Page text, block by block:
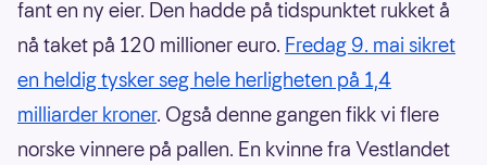
fant en ny eier. Den hadde på tidspunktet rukket å
nå taket på 120 millioner euro. Fredag 9. mai sikret
en heldig tysker seg hele herligheten på 1,4
milliarder kroner. Også denne gangen fikk vi flere
norske vinnere på pallen. En kvinne fra Vestlandet